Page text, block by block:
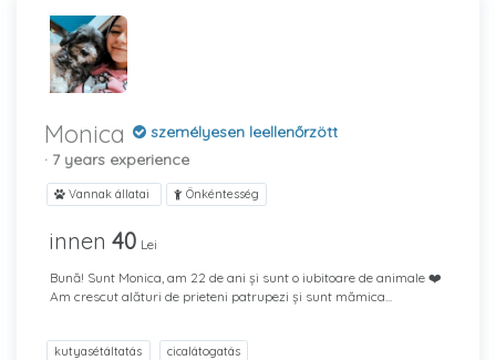
Monica
személyesen leellenőrzött
· 7 years experience
Vannak állatai Önkéntesség
innen 40 Lei
Bună! Sunt Monica, am 22 de ani și sunt o iubitoare de animale ❤️
Am crescut alături de prieteni patrupezi și sunt mămica...
kutyasétáltatás cicalátogatás